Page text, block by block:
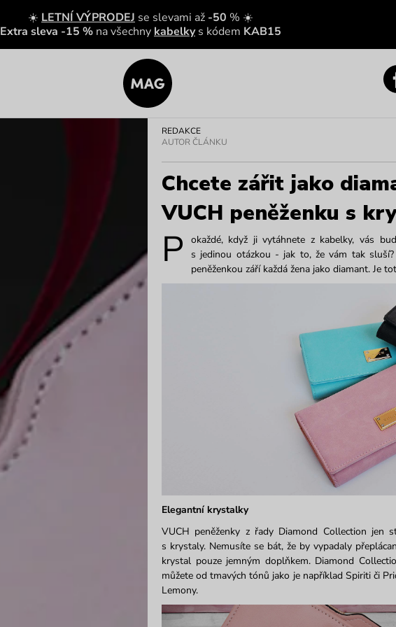
☀️ LETNÍ VÝPRODEJ se slevami až -50 % ☀️
Extra sleva -15 % na všechny kabelkys kódem KAB15
REDAKCE
AUTOR ČLÁNKU
Chcete zářit jako
VUCH peněženku s
P
okaždé, když ji vytáhnete z kabelky, vás
s jedinou otázkou - jak to, že vám tak
peněženkou září každá žena jako diamant. Je
Elegantní krystalky
VUCH peněženky z řady Diamond Collection jen
s krystaly. Nemusíte se bát, že by vypadaly
krystal pouze jemným doplňkem. Diamond
můžete od tmavých tónů jako je například Spiriti či
Lemony.